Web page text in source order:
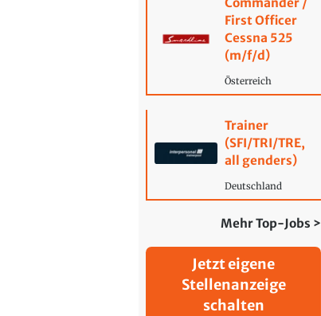
First Officer
Cessna 525
(m/f/d)
Österreich
Trainer
(SFI/TRI/TRE,
all genders)
Deutschland
Mehr Top-Jobs >
Jetzt eigene
Stellenanzeige
schalten